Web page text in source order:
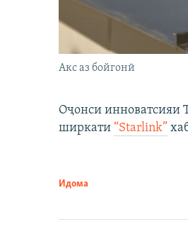
Акс аз бойгонӣ
Оҷонси инноватсияи
ширкати “Starlink”
Идома